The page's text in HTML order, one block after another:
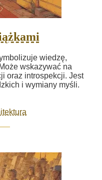
wiedzę,
wskazywać na
oraz introspekcji. Jest
i wymiany myśli.